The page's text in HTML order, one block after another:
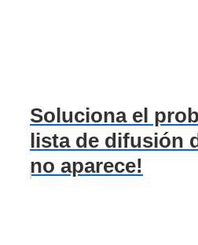
Soluciona el
lista de difusión
no aparece!